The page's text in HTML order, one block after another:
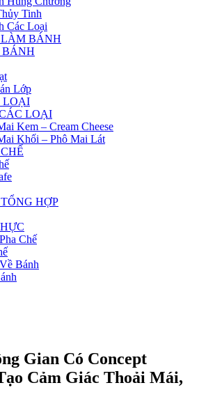
Tinh
Các Loại
BÁNH
Lớp
LOẠI
LOẠI
Kem – Cream Cheese
Khối – Phô Mai Lát
HỢP
Chế
Bánh
Gian Có Concept
Cảm Giác Thoải Mái,